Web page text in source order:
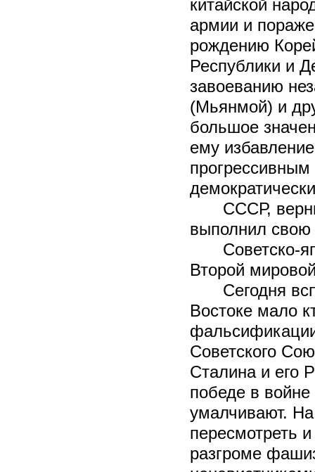
китайской
армии и
рождению
Республики и
завоеванию
(Мьянмой) и
большое
ему
СССР,
выполнил
Советско-
Второй
Сегодня
Востоке мало
Советского
Сталина и его
победе в
умалчивают.
пересмотреть
разгроме